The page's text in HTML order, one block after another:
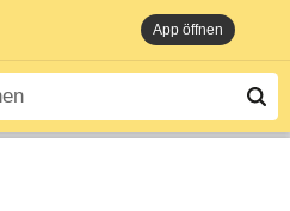
App öffnen